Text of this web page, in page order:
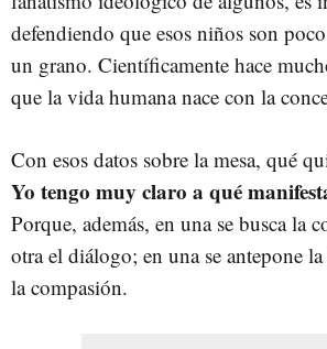
defendiendo que esos niños son
un grano. Científicamente hace
que la vida humana nace con la
Con esos datos sobre la mesa, qué
Yo tengo muy claro a qué
Porque, además, en una se busca la
otra el diálogo; en una se antepone
la compasión.